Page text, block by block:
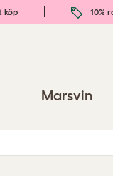
köp 10%
Marsvin